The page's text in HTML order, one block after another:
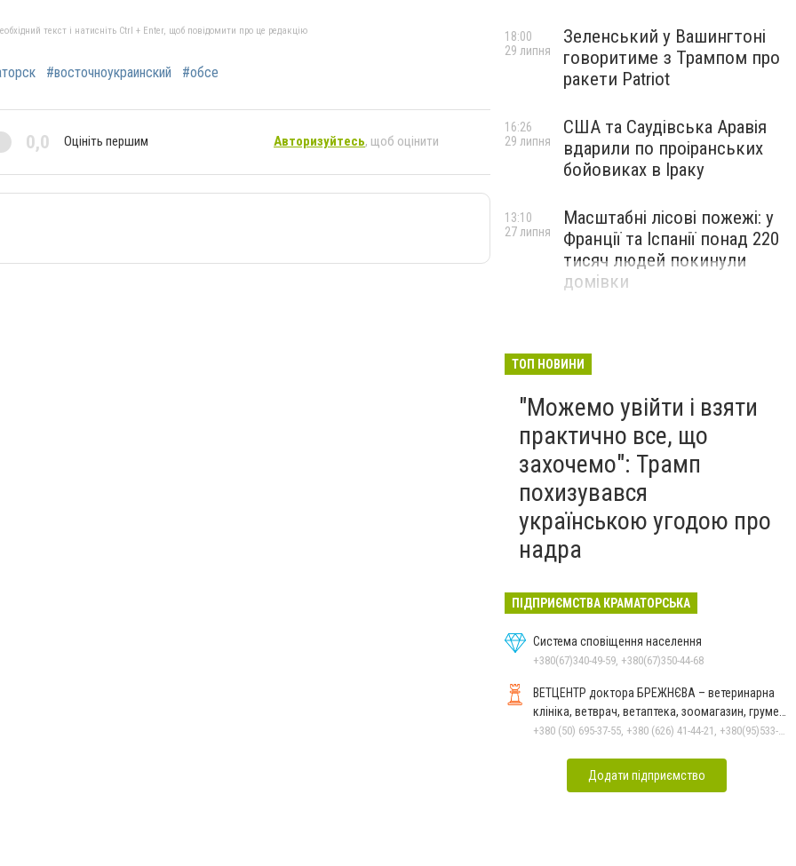
текст і натисніть Ctrl + Enter, щоб повідомити про це редакцію
#восточноукраинский #обсе
0,0 Оцініть першим Авторизуйтесь, щоб оцінити
Зеленський у Вашингтоні
говоритиме з Трампом про
ракети Patriot
18:00
29 липня
США та Саудівська Аравія
вдарили по проіранських
бойовиках в Іраку
16:26
29 липня
Масштабні лісові пожежі: у
Франції та Іспанії понад 220
тисяч людей покинули
домівки
13:10
27 липня
ТОП НОВИНИ
"Можемо увійти і взяти
практично все, що
захочемо": Трамп
похизувався
українською угодою про
надра
ПІДПРИЄМСТВА КРАМАТОРСЬКА
Система сповіщення населення
+380(67)340-49-59, +380(67)350-44-68
ВЕТЦЕНТР доктора БРЕЖНЄВА – ветеринарна
клініка, ветврач, ветаптека, зоомагазин, грумер,
стрижки.
+380 (50) 695-37-55, +380 (626) 41-44-21, +380(95)533-90-03
Додати підприємство